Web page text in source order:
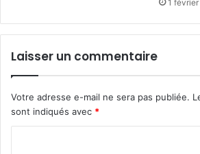
1
Laisser un commentaire
Votre adresse e-mail ne sera pas publiée.
sont indiqués avec *